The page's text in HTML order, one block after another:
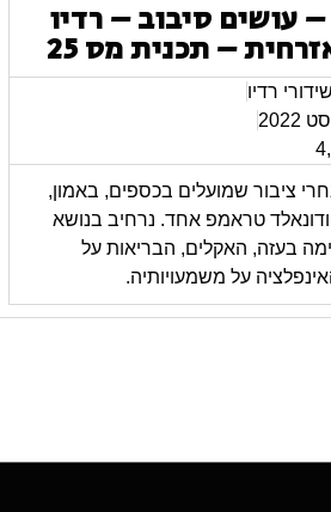
עושים סיבוב – רדיו
– תכנית מס 25
שידורי רדיו
ציבור שמועלים בכספים, באמון,
ודונאלד טראמפ אחד. נרחיב בנושא
בעזה, האקלים, הבריאות על
על משמעויותיה.